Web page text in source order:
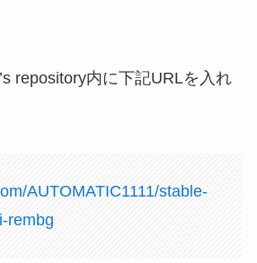
repository内に下記URLを入れ
AUTOMATIC1111/stable-
rembg